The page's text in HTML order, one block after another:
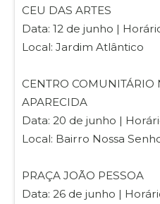
CEU DAS ARTES
Data: 12 de junho |
Local: Jardim Atlântico
CENTRO COMUNITÁRIO
APARECIDA
Data: 20 de junho |
Local: Bairro Nossa
PRAÇA JOÃO PESSOA
Data: 26 de junho |